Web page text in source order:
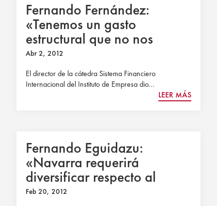
Fernando Fernández:
«Tenemos un gasto
estructural que no nos
podemos permitir»
Abr 2, 2012
El director de la cátedra Sistema Financiero
Internacional del Instituto de Empresa dio...
LEER MÁS
Fernando Eguidazu:
«Navarra requerirá
diversificar respecto al
automóvil»
Feb 20, 2012